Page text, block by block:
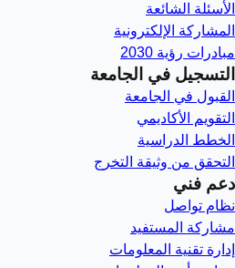
الأسئلة الشائعة
المشاركة الإلكترونية
مبادرات رؤية 2030
التسجيل في الجامعة
القبول في الجامعة
التقويم الأكاديمي
الخطط الدراسية
التحقق من وثيقة التخرج
دعم فني
نظام تواصل
مشاركة المستفيد
إدارة تقنية المعلومات